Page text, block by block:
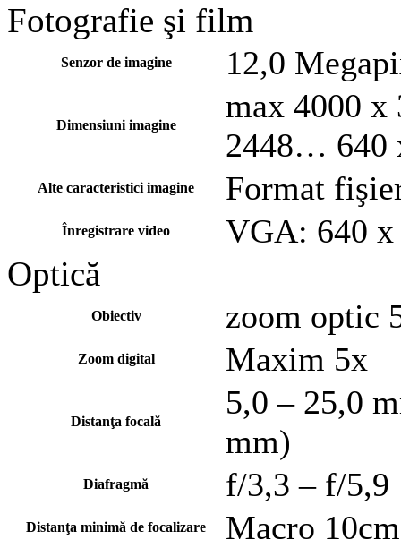
Fotografie şi film
Senzor de imagine 12,0
Dimensiuni imagine
max 4000 x
2448… 640
Alte caracteristici imagine Format
Înregistrare video VGA: 640 x
Optică
Obiectiv zoom optic
Zoom digital Maxim 5x
Distanţa focală
5,0 – 25,0
mm)
Diafragmă f/3,3 – f/5,9
Distanţa minimă de focalizare Macro